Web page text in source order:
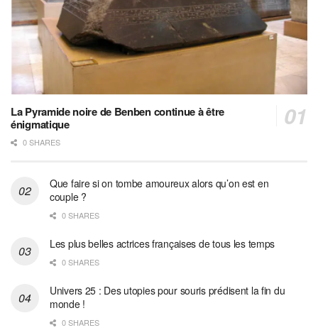
La Pyramide noire de Benben continue à être
énigmatique
0 SHARES
Que faire si on tombe amoureux alors qu’on est en
couple ?
0 SHARES
Les plus belles actrices françaises de tous les temps
0 SHARES
Univers 25 : Des utopies pour souris prédisent la fin du
monde !
0 SHARES